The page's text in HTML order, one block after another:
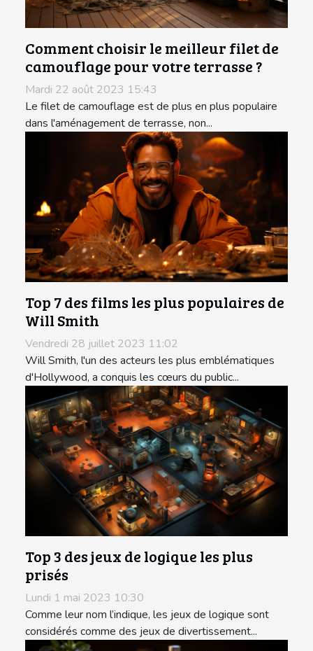
Comment choisir le meilleur filet de
camouflage pour votre terrasse ?
Mardi 22 août 2023 15:43
Le filet de camouflage est de plus en plus populaire
dans l'aménagement de terrasse, non...
Top 7 des films les plus populaires de
Will Smith
Vendredi 28 juillet 2023 11:02
Will Smith, l'un des acteurs les plus emblématiques
d'Hollywood, a conquis les cœurs du public...
Top 3 des jeux de logique les plus
prisés
Lundi 1 mai 2023 10:30
Comme leur nom l’indique, les jeux de logique sont
considérés comme des jeux de divertissement...